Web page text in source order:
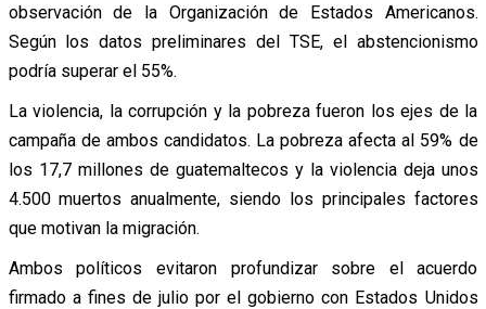
observación de la Organización de Estados Americanos.
Según los datos preliminares del TSE, el abstencionismo
podría superar el 55%.
La violencia, la corrupción y la pobreza fueron los ejes de la
campaña de ambos candidatos. La pobreza afecta al 59% de
los 17,7 millones de guatemaltecos y la violencia deja unos
4.500 muertos anualmente, siendo los principales factores
que motivan la migración.
Ambos políticos evitaron profundizar sobre el acuerdo
firmado a fines de julio por el gobierno con Estados Unidos